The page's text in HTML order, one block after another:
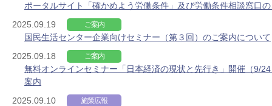
ポータルサイト「確かめよう労働条件」及び労働条件相談窓口
2025.09.19
ご案内
国民生活センター企業向けセミナー（第３回）のご案内について
2025.09.18
ご案内
無料オンラインセミナー「日本経済の現状と先行き」開催（9/
案内
2025.09.10
施策広報